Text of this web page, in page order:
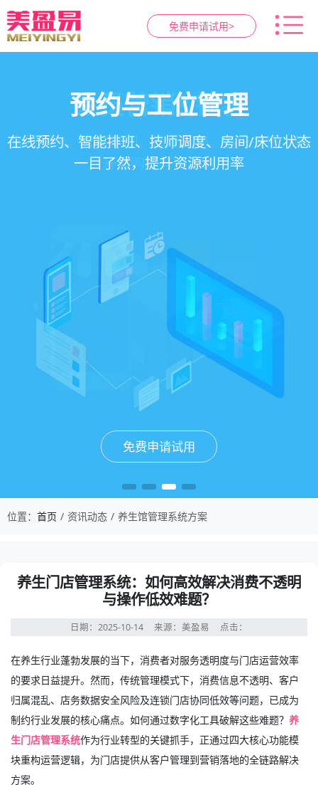
免费申请试用>
智慧养生馆管理系统
一站式解决养生馆预约、服务、会员、财务、营
销全流程数字化管理
免费申请试用
会员营销&锁客
会员积分、套餐定制、精准营销、客户关怀，提
升复购率与客单价
免费申请试用
预约与工位管理
在线预约、智能排班、技师调度、房间/床位状态
一目了然，提升资源利用率
免费申请试用
健康档案与效果追踪
客户体质记录、服务方案执行、效果对比，数据
化展示服务价值
免费申请试用
位置： 首页 资讯动态 养生馆管理系统方案
养生门店管理系统：如何高效解决消费不透明
与操作低效难题？
日期：2025-10-14 来源：美盈易 点击：
在养生行业蓬勃发展的当下，消费者对服务透明度与门店运营效率
的要求日益提升。然而，传统管理模式下，消费信息不透明、客户
归属混乱、店务数据安全风险及连锁门店协同低效等问题，已成为
制约行业发展的核心痛点。如何通过数字化工具破解这些难题？ 养
生门店管理系统作为行业转型的关键抓手，正通过四大核心功能模
块重构运营逻辑，为门店提供从客户管理到营销落地的全链路解决
方案。